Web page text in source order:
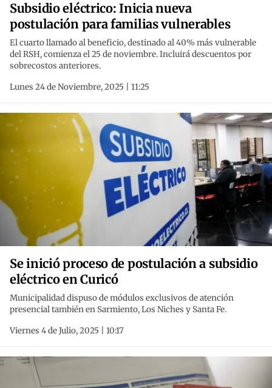
Subsidio eléctrico: Inicia nueva
postulación para familias vulnerables
El cuarto llamado al beneficio, destinado al 40% más vulnerable
del RSH, comienza el 25 de noviembre. Incluirá descuentos por
sobrecostos anteriores.
Lunes 24 de Noviembre, 2025 | 11:25
Se inició proceso de postulación a subsidio
eléctrico en Curicó
Municipalidad dispuso de módulos exclusivos de atención
presencial también en Sarmiento, Los Niches y Santa Fe.
Viernes 4 de Julio, 2025 | 10:17